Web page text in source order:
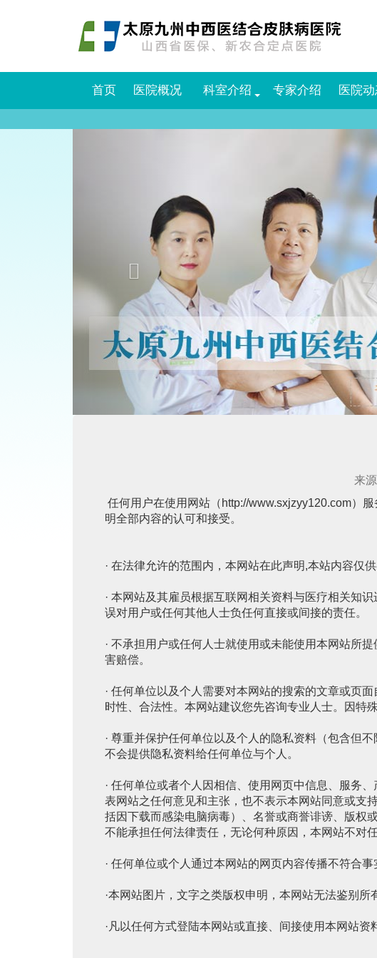
首页 医院概况 科室介绍 专家介绍 医院
来源
任何用户在使用网站（http://www.sxjzyy120.com）
明全部内容的认可和接受。
· 在法律允许的范围内，本网站在此声明,本站内容仅
· 本网站及其雇员根据互联网相关资料与医疗相关知
误对用户或任何其他人士负任何直接或间接的责任。
· 不承担用户或任何人士就使用或未能使用本网站所
害赔偿。
· 任何单位以及个人需要对本网站的搜索的文章或页
时性、合法性。本网站建议您先咨询专业人士。因特
· 尊重并保护任何单位以及个人的隐私资料（包含但
不会提供隐私资料给任何单位与个人。
· 任何单位或者个人因相信、使用网页中信息、服务
表网站之任何意见和主张，也不表示本网站同意或支
括因下载而感染电脑病毒）、名誉或商誉诽谤、版权
不能承担任何法律责任，无论何种原因，本网站不对
· 任何单位或个人通过本网站的网页内容传播不符合
·本网站图片，文字之类版权申明，本网站无法鉴别
·凡以任何方式登陆本网站或直接、间接使用本网站资